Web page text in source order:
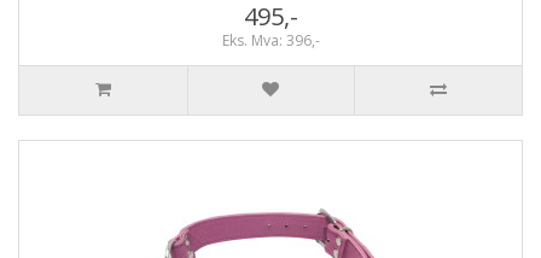
495,-
Eks. Mva: 396,-